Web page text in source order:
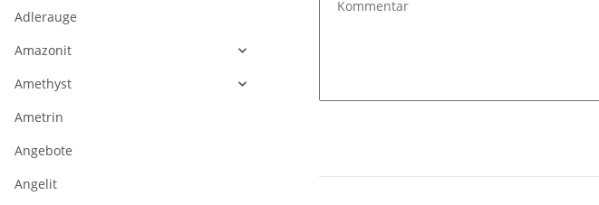
Kommentar
Adlerauge
Amazonit
Amethyst
Ametrin
Angebote
Angelit